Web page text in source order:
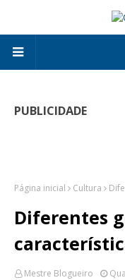
PUBLICIDADE
Página inicial Cultura
Diferentes
Mestre Blogueiro